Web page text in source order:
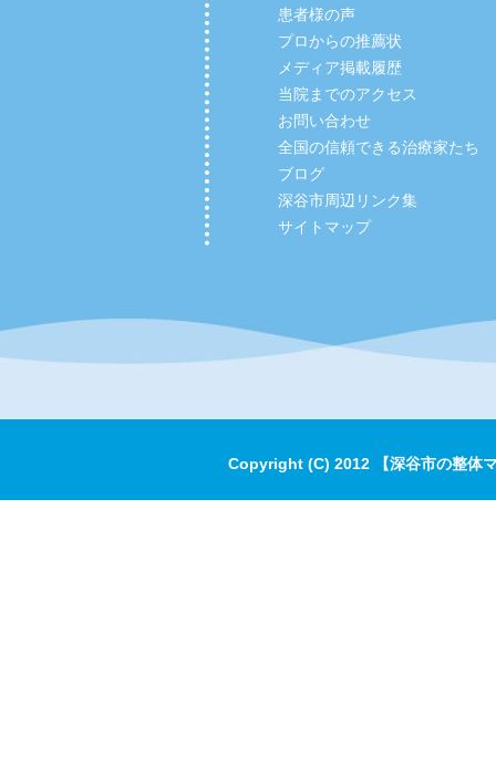
患者様の声
プロからの推薦状
メディア掲載履歴
当院までのアクセス
お問い合わせ
全国の信頼できる治療家たち
ブログ
深谷市周辺リンク集
サイトマップ
Copyright (C) 2012 【深谷市の整体